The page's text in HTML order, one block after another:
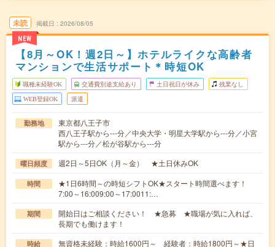
未読
NEW
掲載日 2026/08/05
【8月～OK！週2日～】ホテルライクな高齢者
マンションで生活サポート＊時短OK
職種未経験OK 交通費別途支給あり 土日祝日が休み 残業なし
WEB登録OK 派遣
勤務地
東京都八王子市
西八王子駅から---分／中央大学・明星大学駅から---分／小宮
駅から---分／松が谷駅から---分
曜日頻度 週2日～5日OK（月～金） ★土日休みOK
時間
★1日6時間～の時短シフトOK★スタート時間選べます！
7:00～16:009:00～17:0011:…
期間
開始日はご相談ください！ ★急募 ★職場が気に入れば、
長期でも働けます！
時給 無資格未経験：時給1600円～ 経験者：時給1800円～★日